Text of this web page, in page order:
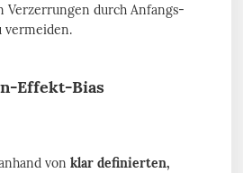
Verzerrungen durch Anfangs-
vermeiden.
Effekt-Bias
vonklar definierten,